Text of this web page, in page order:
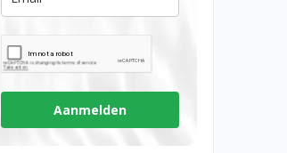
Aanmelden